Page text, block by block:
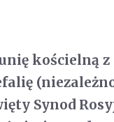
kościelną
Synod